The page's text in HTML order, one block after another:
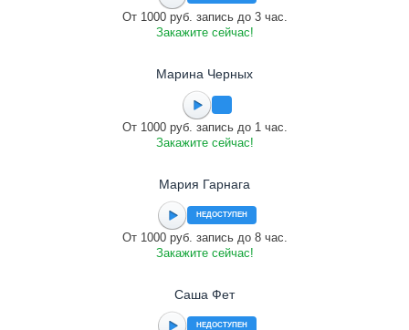
От 1000 руб. запись до 3 час.
Закажите сейчас!
Марина Черных
От 1000 руб. запись до 1 час.
Закажите сейчас!
Мария Гарнага
НЕДОСТУПЕН
От 1000 руб. запись до 8 час.
Закажите сейчас!
Саша Фет
НЕДОСТУПЕН